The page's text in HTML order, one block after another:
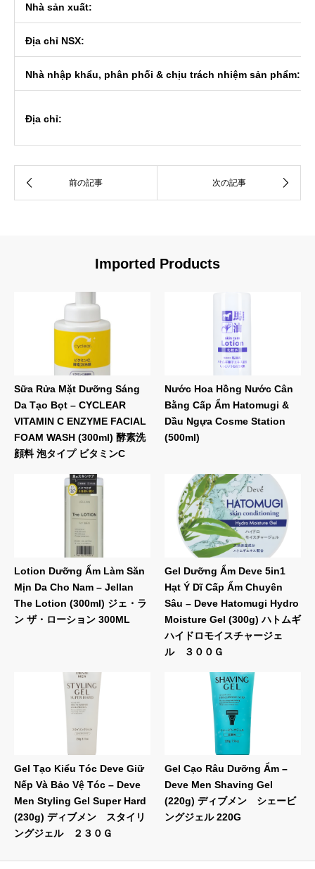
Nhà sản xuất:
Địa chỉ NSX:
Nhà nhập khẩu, phân phối & chịu trách nhiệm sản phẩm:
Địa chỉ:
Imported Products
Sữa Rửa Mặt Dưỡng Sáng
Da Tạo Bọt – CYCLEAR
VITAMIN C ENZYME FACIAL
FOAM WASH (300ml) 酵素洗
顔料 泡タイプ ビタミンC
Nước Hoa Hồng Nước Cân
Bằng Cấp Ẩm Hatomugi &
Dầu Ngựa Cosme Station
(500ml)
Lotion Dưỡng Ẩm Làm Săn
Mịn Da Cho Nam – Jellan
The Lotion (300ml) ジェ・ラ
ン ザ・ローション 300ML
Gel Dưỡng Ẩm Deve 5in1
Hạt Ý Dĩ Cấp Ẩm Chuyên
Sâu – Deve Hatomugi Hydro
Moisture Gel (300g) ハトムギ
ハイドロモイスチャージェ
ル ３００Ｇ
Gel Tạo Kiểu Tóc Deve Giữ
Nếp Và Bảo Vệ Tóc – Deve
Men Styling Gel Super Hard
(230g) ディブメン スタイリ
ングジェル ２３０Ｇ
Gel Cạo Râu Dưỡng Ẩm –
Deve Men Shaving Gel
(220g) ディブメン シェービ
ングジェル 220G